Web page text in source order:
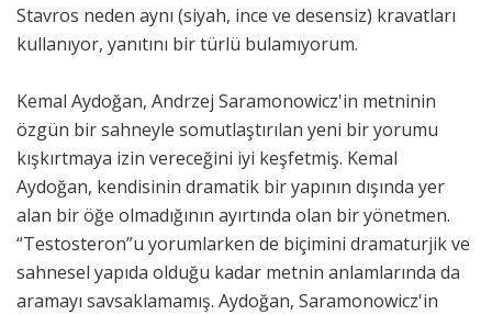
Stavros neden aynı (siyah, ince ve desensiz) kravatları
kullanıyor, yanıtını bir türlü bulamıyorum.
Kemal Aydoğan, Andrzej Saramonowicz'in metninin
özgün bir sahneyle somutlaştırılan yeni bir yorumu
kışkırtmaya izin vereceğini iyi keşfetmiş. Kemal
Aydoğan, kendisinin dramatik bir yapının dışında yer
alan bir öğe olmadığının ayırtında olan bir yönetmen.
“Testosteron”u yorumlarken de biçimini dramaturjik ve
sahnesel yapıda olduğu kadar metnin anlamlarında da
aramayı savsaklamamış. Aydoğan, Saramonowicz'in